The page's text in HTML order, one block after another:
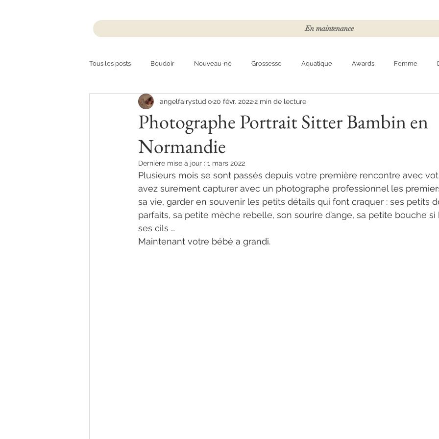
En maintenance
Tous les posts Boudoir Nouveau-né Grossesse Aquatique Awards Femme
Exposition Underwater
Photographe Portrait Sitter Bambin en
Normandie
angelfairystudio20 févr. 20222 min de lecture
Dernière mise à jour : 1 mars 2022
Plusieurs mois se sont passés depuis votre première rencontre avec
avez surement capturer avec un photographe professionnel les
sa vie, garder en souvenir les petits détails qui font craquer : ses petits
parfaits, sa petite mèche rebelle, son sourire d’ange, sa petite bouche si
ses cils …
Maintenant votre bébé a grandi.